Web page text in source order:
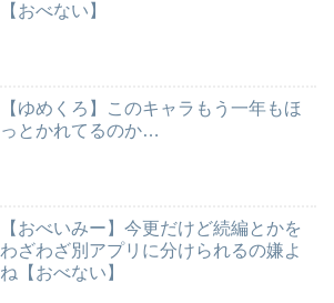
【おべない】
【ゆめくろ】このキャラもう一年もほ
っとかれてるのか…
【おべいみー】今更だけど続編とかを
わざわざ別アプリに分けられるの嫌よ
ね【おべない】